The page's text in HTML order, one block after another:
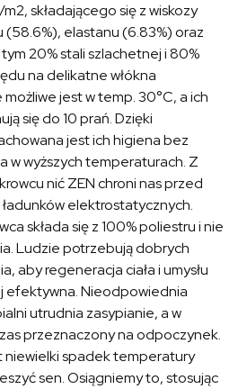
składającego się z wiskozy
(58.6%), elastanu (6.83%) oraz
20% stali szlachetnej i 80%
na delikatne włókna
jest w temp. 30°C, a ich
się do 10 prań. Dzięki
jest ich higiena bez
w wyższych temperaturach. Z
nić ZEN chroni nas przed
elektrostatycznych.
składa się z 100% poliestru i nie
Ludzie potrzebują dobrych
aby regeneracja ciała i umysłu
efektywna. Nieodpowiednia
utrudnia zasypianie, a w
przeznaczony na odpoczynek.
niewielki spadek temperatury
sen. Osiągniemy to, stosując